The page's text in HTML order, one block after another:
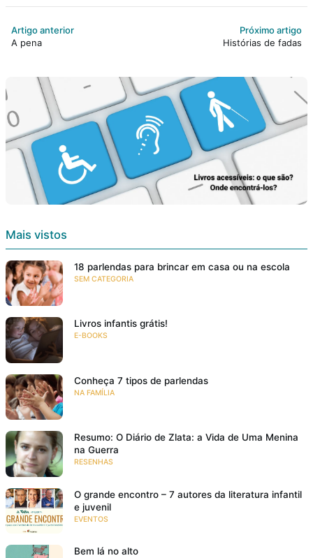
Artigo anterior
A pena
Próximo artigo
Histórias de fadas
Mais vistos
18 parlendas para brincar em casa ou na escola
SEM CATEGORIA
Livros infantis grátis!
E-BOOKS
Conheça 7 tipos de parlendas
NA FAMÍLIA
Resumo: O Diário de Zlata: a Vida de Uma Menina
na Guerra
RESENHAS
O grande encontro – 7 autores da literatura infantil
e juvenil
EVENTOS
Bem lá no alto